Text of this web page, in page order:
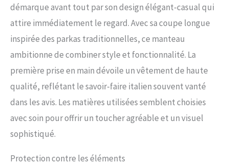
unie, 100% polyester, 30° lavage
de repassage
démarque avant tout par son design élégant-casual qui
attire immédiatement le regard. Avec sa coupe longue
inspirée des parkas traditionnelles, ce manteau
ambitionne de combiner style et fonctionnalité. La
première prise en main dévoile un vêtement de haute
qualité, reflétant le savoir-faire italien souvent vanté
dans les avis. Les matières utilisées semblent choisies
avec soin pour offrir un toucher agréable et un visuel
sophistiqué.
Protection contre les éléments